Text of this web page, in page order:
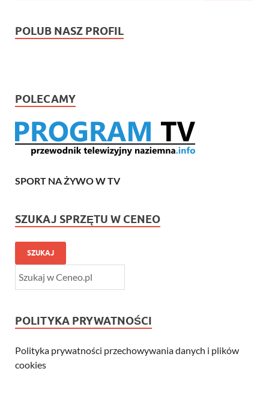
POLUB NASZ PROFIL
POLECAMY
SPORT NA ŻYWO W TV
SZUKAJ SPRZĘTU W CENEO
SZUKAJ
POLITYKA PRYWATNOŚCI
Polityka prywatności przechowywania danych i plików
cookies